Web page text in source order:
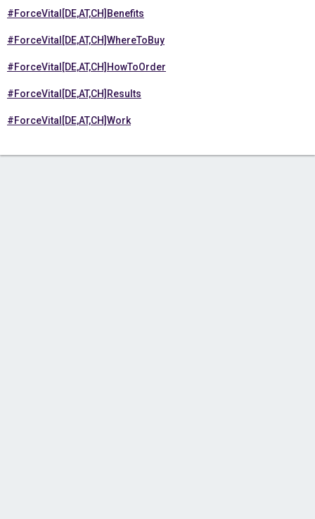
#ForceVital[DE,AT,CH]Benefits
#ForceVital[DE,AT,CH]WhereToBuy
#ForceVital[DE,AT,CH]HowToOrder
#ForceVital[DE,AT,CH]Results
#ForceVital[DE,AT,CH]Work